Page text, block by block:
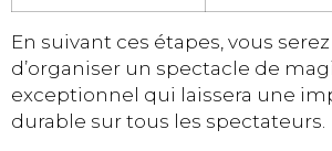
En suivant ces étapes, vous
d’organiser un spectacle de
exceptionnel qui laissera une
durable sur tous les spectateurs.